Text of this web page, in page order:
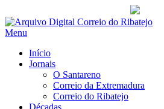
Saltar
para
Menu
Início
Jornais
O Santareno
Correio da Extremadura
Correio do Ribatejo
Décadas